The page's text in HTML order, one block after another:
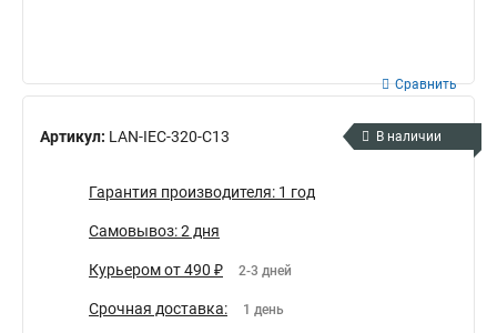
Артикул: LAN-IEC-320-C13
Сравнить
В наличии
Гарантия производителя: 1 год
Самовывоз: 2 дня
Курьером от 490 ₽ 2-3 дней
Срочная доставка: 1 день